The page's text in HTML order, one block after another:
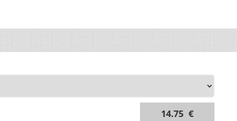
14.75 €